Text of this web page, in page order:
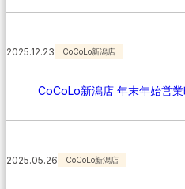
2025.12.23 CoCoLo新潟店
CoCoLo新潟店 年末年始営
2025.05.26 CoCoLo新潟店